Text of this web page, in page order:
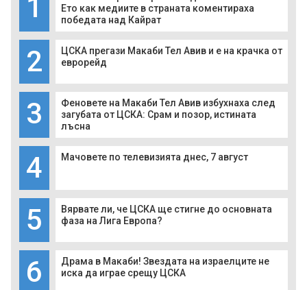
1
Ето как медиите в страната коментираха
победата над Кайрат
2
ЦСКА прегази Макаби Тел Авив и е на крачка от
еврорейд
3
Феновете на Макаби Тел Авив избухнаха след
загубата от ЦСКА: Срам и позор, истината
лъсна
4 Мачовете по телевизията днес, 7 август
5
Вярвате ли, че ЦСКА ще стигне до основната
фаза на Лига Европа?
6
Драма в Макаби! Звездата на израелците не
иска да играе срещу ЦСКА